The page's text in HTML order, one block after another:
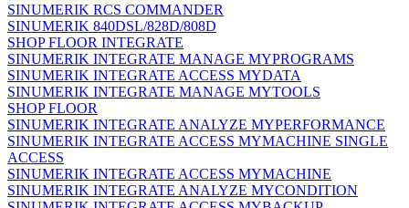
SINUMERIK RCS COMMANDER
SINUMERIK 840DSL/828D/808D
SHOP FLOOR INTEGRATE
SINUMERIK INTEGRATE MANAGE MYPROGRAMS
SINUMERIK INTEGRATE ACCESS MYDATA
SINUMERIK INTEGRATE MANAGE MYTOOLS
SHOP FLOOR
SINUMERIK INTEGRATE ANALYZE MYPERFORMANCE
SINUMERIK INTEGRATE ACCESS MYMACHINE SINGLE
ACCESS
SINUMERIK INTEGRATE ACCESS MYMACHINE
SINUMERIK INTEGRATE ANALYZE MYCONDITION